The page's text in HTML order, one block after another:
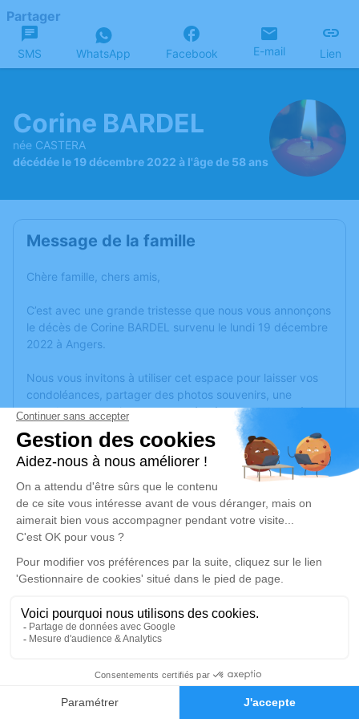
Faire-part Hommages
Partager
SMS WhatsApp Facebook E-mail Lien
Corine BARDEL
née CASTERA
décédée le 19 décembre 2022 à l'âge de 58 ans
Message de la famille
Chère famille, chers amis,
C’est avec une grande tristesse que nous vous annonçons
le décès de Corine BARDEL survenu le lundi 19 décembre
2022 à Angers.
Nous vous invitons à utiliser cet espace pour laisser vos
condoléances, partager des photos souvenirs, une
anecdote ou exprimer vos pensées à travers des poèmes
ou des textes. Cet endroit est un lieu d'expression dédié à
honorer la mémoire de Corine BARDEL.
Un service de plantation d’arbre hommage estdisponible
lundi 26 décembre 2022 à 13h45
Crématorium de Corné de Loire-Authion
Zone d'activité Anjou Actiparc